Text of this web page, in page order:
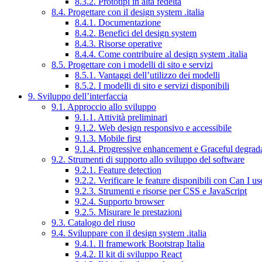
8.4. Progettare con il design system .italia
8.4.1. Documentazione
8.4.2. Benefici del design system
8.4.3. Risorse operative
8.4.4. Come contribuire al design system .italia
8.5. Progettare con i modelli di sito e servizi
8.5.1. Vantaggi dell’utilizzo dei modelli
8.5.2. I modelli di sito e servizi disponibili
9. Sviluppo dell’interfaccia
9.1. Approccio allo sviluppo
9.1.1. Attività preliminari
9.1.2. Web design responsivo e accessibile
9.1.3. Mobile first
9.1.4. Progressive enhancement e Graceful
9.2. Strumenti di supporto allo sviluppo del software
9.2.1. Feature detection
9.2.2. Verificare le feature disponibili con Can I
9.2.3. Strumenti e risorse per CSS e JavaScript
9.2.4. Supporto browser
9.2.5. Misurare le prestazioni
9.3. Catalogo del riuso
9.4. Sviluppare con il design system .italia
9.4.1. Il framework Bootstrap Italia
9.4.2. Il kit di sviluppo React